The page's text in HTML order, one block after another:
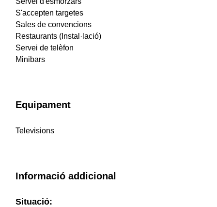
S'accepten targetes
Sales de convencions
Restaurants (Instal·lació)
Servei de telèfon
Minibars
Equipament
Televisions
Informació addicional
Situació: